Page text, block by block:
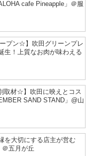
cafe Pineapple」＠服
プン☆】吹田グリーンプレ
生！上質なお肉が味わえる
取材☆】吹田に映えとコス
SAND STAND」@山
を大切にする店主が営む
＠五月が丘